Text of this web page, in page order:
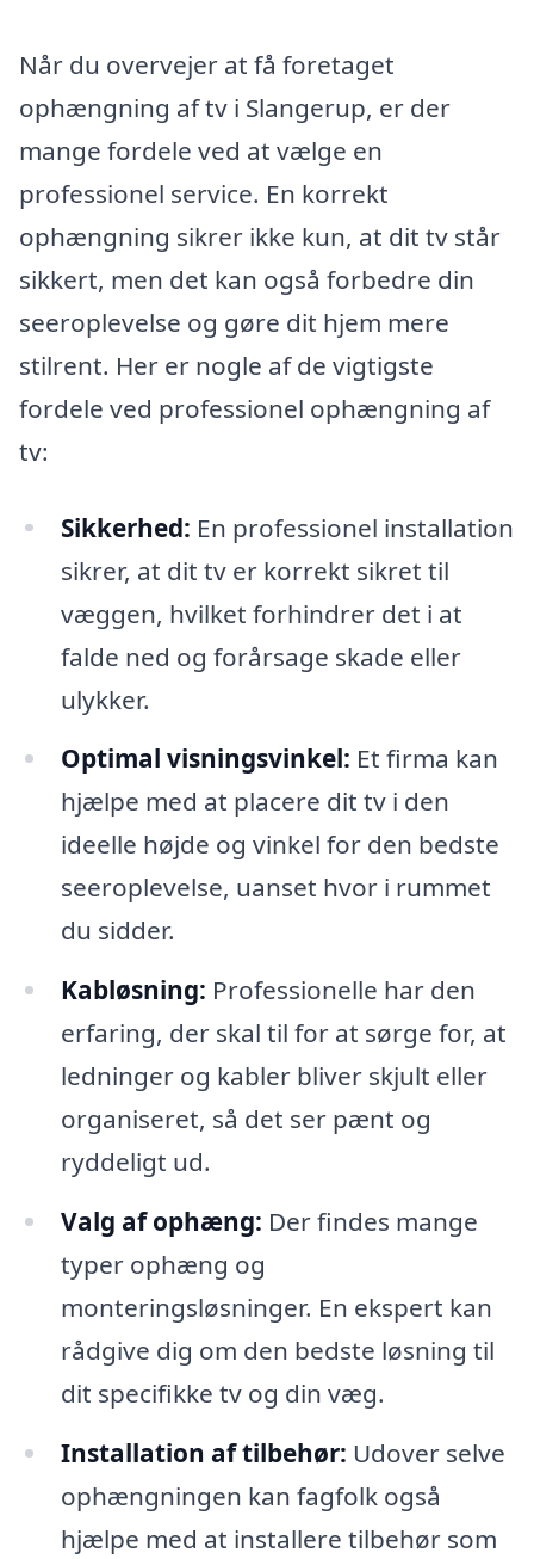
Når du overvejer at få foretaget
ophængning af tv i Slangerup, er der
mange fordele ved at vælge en
professionel service. En korrekt
ophængning sikrer ikke kun, at dit tv står
sikkert, men det kan også forbedre din
seeroplevelse og gøre dit hjem mere
stilrent. Her er nogle af de vigtigste
fordele ved professionel ophængning af
tv:
Sikkerhed: En professionel installation
sikrer, at dit tv er korrekt sikret til
væggen, hvilket forhindrer det i at
falde ned og forårsage skade eller
ulykker.
Optimal visningsvinkel: Et firma kan
hjælpe med at placere dit tv i den
ideelle højde og vinkel for den bedste
seeroplevelse, uanset hvor i rummet
du sidder.
Kabløsning: Professionelle har den
erfaring, der skal til for at sørge for, at
ledninger og kabler bliver skjult eller
organiseret, så det ser pænt og
ryddeligt ud.
Valg af ophæng: Der findes mange
typer ophæng og
monteringsløsninger. En ekspert kan
rådgive dig om den bedste løsning til
dit specifikke tv og din væg.
Installation af tilbehør: Udover selve
ophængningen kan fagfolk også
hjælpe med at installere tilbehør som